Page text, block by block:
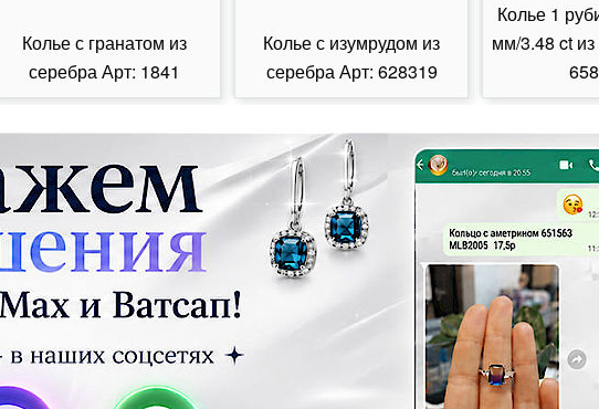
Колье с гранатом из
серебра Арт: 1841
Колье с изумрудом из
серебра Арт: 628319
Колье 1
мм/3.48 ct